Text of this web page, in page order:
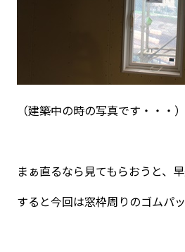
（建築中の時の写真です・・・）
まぁ直るなら見てもらおうと、
すると今回は窓枠周りのゴムパ